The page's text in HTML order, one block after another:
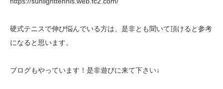
硬式テニスで伸び悩んでいる方は、是非とも聞いて頂けると参考
になると思います。
ブログもやっています！是非遊びに来て下さい↓